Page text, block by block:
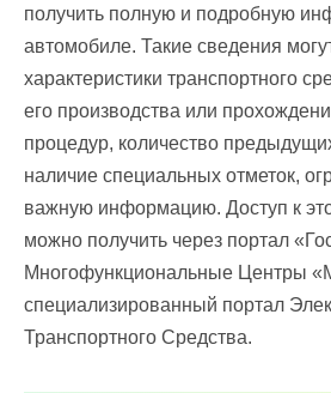
получить полную и подробную
автомобиле. Такие сведения
характеристики транспортного
его производства или
процедур, количество
наличие специальных отметок,
важную информацию. Доступ к
можно получить через портал
Многофункциональные Центры
специализированный портал
Транспортного Средства.